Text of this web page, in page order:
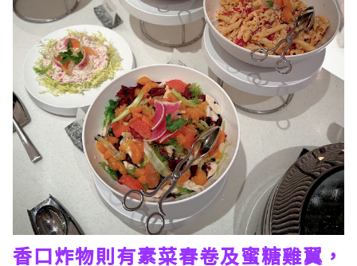
香口炸物則有素菜春卷及蜜糖雞翼，